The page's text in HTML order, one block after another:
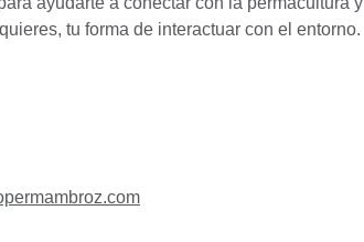
tu forma de interactuar con el entorno.